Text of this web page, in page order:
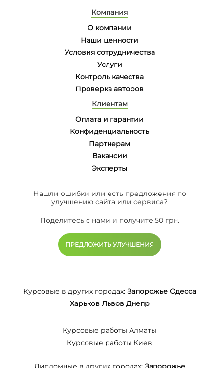
Компания
О компании
Наши ценности
Условия сотрудничества
Услуги
Контроль качества
Проверка авторов
Клиентам
Оплата и гарантии
Конфиденциальность
Партнерам
Вакансии
Эксперты
Нашли ошибки или есть предложения по
улучшению сайта или сервиса?
Поделитесь с нами и получите 50 грн.
ПРЕДЛОЖИТЬ УЛУЧШЕНИЯ
Курсовые в других городах: Запорожье Одесса
Харьков Львов Днепр
Курсовые работы Алматы
Курсовые работы Киев
Дипломные в других городах: Запорожье